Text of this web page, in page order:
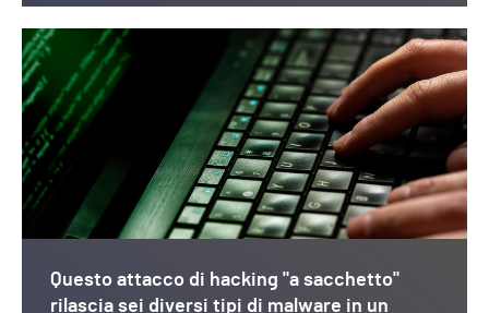
Questo attacco di hacking "a sacchetto"
rilascia sei diversi tipi di malware in un